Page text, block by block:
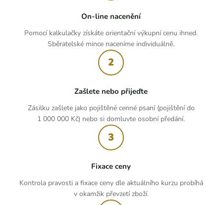
On-line nacenění
Pomocí kalkulačky získáte orientační výkupní cenu ihned.
Sběratelské mince naceníme individuálně.
2
Zašlete nebo přijeďte
Zásilku zašlete jako pojištěné cenné psaní (pojištění do
1 000 000 Kč) nebo si domluvte osobní předání.
3
Fixace ceny
Kontrola pravosti a fixace ceny dle aktuálního kurzu probíhá
v okamžik převzetí zboží.